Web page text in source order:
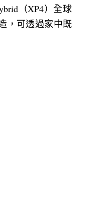
（XP4）全球
，可透過家中既